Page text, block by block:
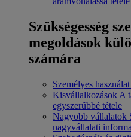
Szükségesség
megoldások
számára
Személyes használat
Kisvállalkozások A
egyszerűbbé tétele
Nagyobb vállalatok
nagyvállalati